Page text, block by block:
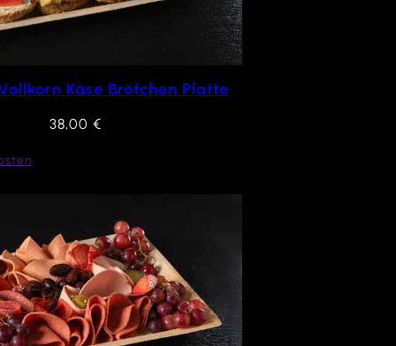
Käse Brötchen Platte
38,00 €